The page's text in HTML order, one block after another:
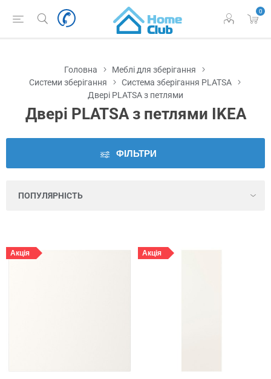
0
Наявність
Ціна
Серія
Головна
Меблі для зберігання
Системи зберігання
Система зберігання PLATSA
Двері PLATSA з петлями
Двері PLATSA з петлями IKEA
ФІЛЬТРИ
Акція Акція